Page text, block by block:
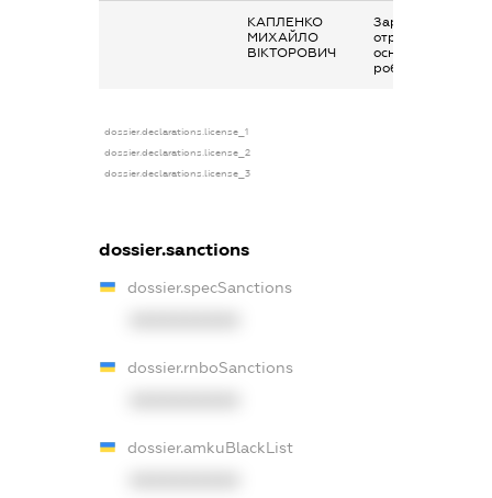
КАПЛЕНКО
МИХАЙЛО
ВІКТОРОВИЧ
Заробітна плата
отримана за
основним місцем
роботи
dossier.declarations.license_1
dossier.declarations.license_2
dossier.declarations.license_3
dossier.sanctions
dossier.specSanctions
dossier.rnboSanctions
dossier.amkuBlackList